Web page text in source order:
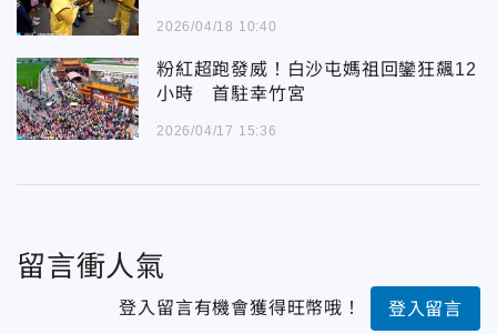
2026/04/18 10:40
粉紅超跑發威！白沙屯媽祖回鑾狂飆12
小時 首駐幸竹宮
2026/04/17 15:36
留言衝人氣
登入留言有機會獲得旺幣哦！ 登入留言